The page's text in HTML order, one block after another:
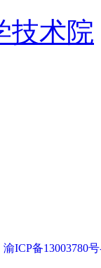
技术院
ICP备13003780